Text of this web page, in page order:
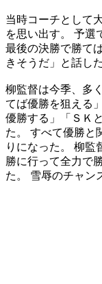
当時コーチとして
を思い出す。 予選
最後の決勝で勝て
きそうだ」と話した
柳監督は今季、多
てば優勝を狙える
優勝する」「ＳＫ
た。 すべて優勝と
りになった。 柳監
勝に行って全力で
た。 雪辱のチャン